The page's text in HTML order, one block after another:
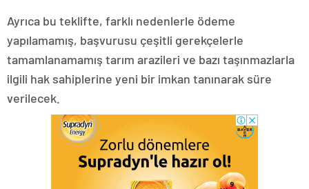
Ayrıca bu teklifte, farklı nedenlerle ödeme
yapılamamış, başvurusu çeşitli gerekçelerle
tamamlanamamış tarım arazileri ve bazı taşınmazlarla
ilgili hak sahiplerine yeni bir imkan tanınarak süre
verilecek.